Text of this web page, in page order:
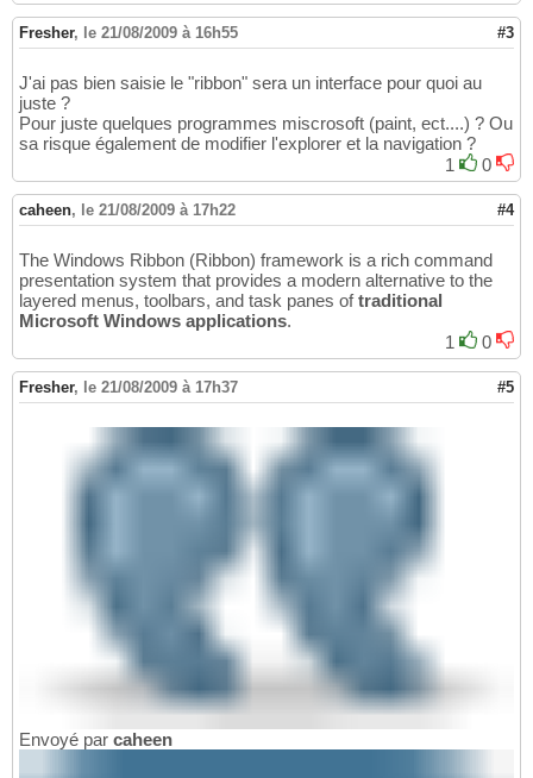
Fresher, le 21/08/2009 à 16h55 #3
J'ai pas bien saisie le "ribbon" sera un interface pour quoi au
juste ?
Pour juste quelques programmes miscrosoft (paint, ect....) ? Ou
sa risque également de modifier l'explorer et la navigation ?
1
0
caheen, le 21/08/2009 à 17h22 #4
The Windows Ribbon (Ribbon) framework is a rich command
presentation system that provides a modern alternative to the
layered menus, toolbars, and task panes oftraditional
Microsoft Windows applications.
1
0
Fresher, le 21/08/2009 à 17h37 #5
Envoyé par caheen